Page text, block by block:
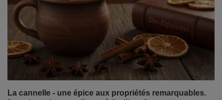
La cannelle - une épice aux propriétés remarquables.
à quoi sert la cannelle et où l'utiliser ?
La cannelle fait partie de ces épices qui séduisent par
leur arôme intense et leur saveur chaude et légèrement
sucrée. Elle évoque la saison automne-hiver, les
infusions chaudes et les pâtisseries maison, mais son
elle est un symbole de luxe, de santé et d'origine